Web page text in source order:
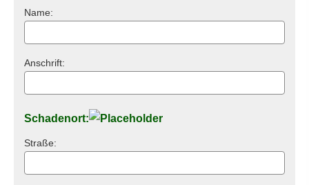
Name:
Anschrift:
Schadenort:
Straße: